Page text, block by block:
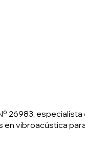
26983,
vibroacústica